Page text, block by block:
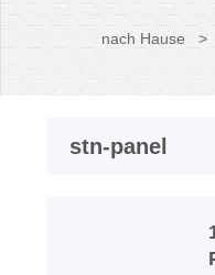
nach Hause >
stn-panel